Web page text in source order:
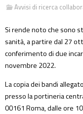
Avvisi di ricerca
Si rende noto che sono
sanità, a partire dal 27
conferimento di due
novembre 2022.
La copia dei bandi
presso la portineria
00161 Roma, dalle ore